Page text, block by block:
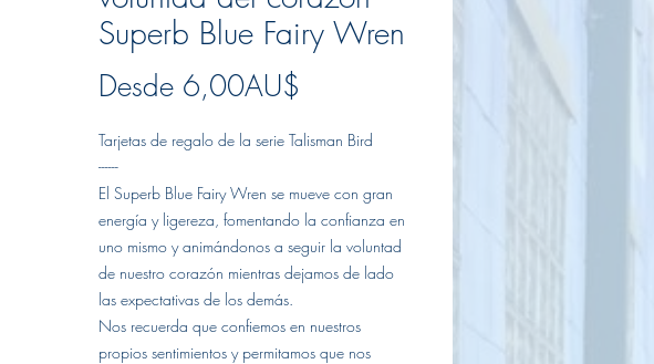
Superb Blue Fairy Wren
Desde 6,00AU$
de
Tarjetas de regalo de la serie Talisman Bird
------
El Superb Blue Fairy Wren se mueve con gran
energía y ligereza, fomentando la confianza en
uno mismo y animándonos a seguir la voluntad
de nuestro corazón mientras dejamos de lado
las expectativas de los demás.
Nos recuerda que confiemos en nuestros
propios sentimientos y permitamos que nos